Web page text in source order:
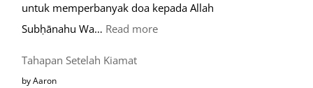
untuk memperbanyak doa kepada Allah
Subḥānahu Wa… Read more:
Tahapan Setelah Kiamat
by Aaron